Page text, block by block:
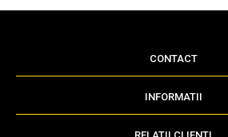
CONTACT
INFORMATII